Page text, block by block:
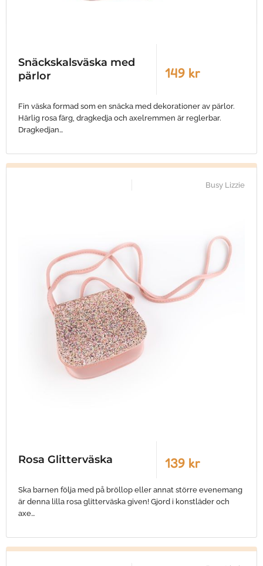
Snäckskalsväska med
pärlor
149 kr
Fin väska formad som en snäcka med dekorationer av pärlor.
Härlig rosa färg, dragkedja och axelremmen är reglerbar.
Dragkedjan…
Busy Lizzie
Rosa Glitterväska 139 kr
Ska barnen följa med på bröllop eller annat större evenemang
är denna lilla rosa glitterväska given! Gjord i konstläder och
axe…